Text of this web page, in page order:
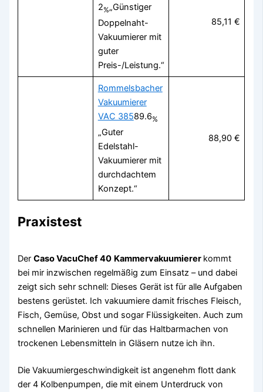
2%„Günstiger
Doppelnaht-
Vakuumierer mit
guter
Preis-/Leistung.“
85,11 €
Rommelsbacher
Vakuumierer
VAC 38589.6%
„Guter
Edelstahl-
Vakuumierer mit
durchdachtem
Konzept.“
88,90 €
Praxistest
DerCaso VacuChef 40 Kammervakuumierer kommt
bei mir inzwischen regelmäßig zum Einsatz – und dabei
zeigt sich sehr schnell: Dieses Gerät ist für alle Aufgaben
bestens gerüstet. Ich vakuumiere damit frisches Fleisch,
Fisch, Gemüse, Obst und sogar Flüssigkeiten. Auch zum
schnellen Marinieren und für das Haltbarmachen von
trockenen Lebensmitteln in Gläsern nutze ich ihn.
Die Vakuumiergeschwindigkeit ist angenehm flott dank
der 4 Kolbenpumpen, die mit einem Unterdruck von